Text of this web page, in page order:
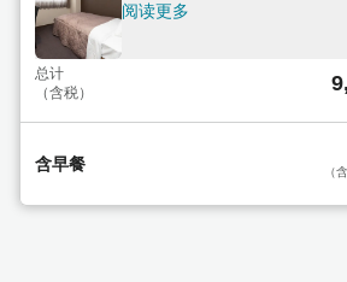
阅读更多
总计
（含税）
含早餐
（